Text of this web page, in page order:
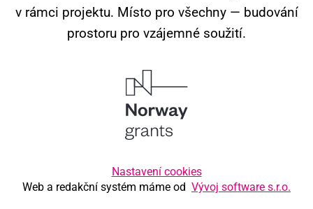
v rámci projektu. Místo pro všechny — budování
prostoru pro vzájemné soužití.
Nastavení cookies
Web a redakční systém máme od Vývoj software s.r.o.